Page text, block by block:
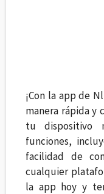
¡Con la app de
manera rápida y
tu dispositivo
funciones,
facilidad de
cualquier
la app hoy y